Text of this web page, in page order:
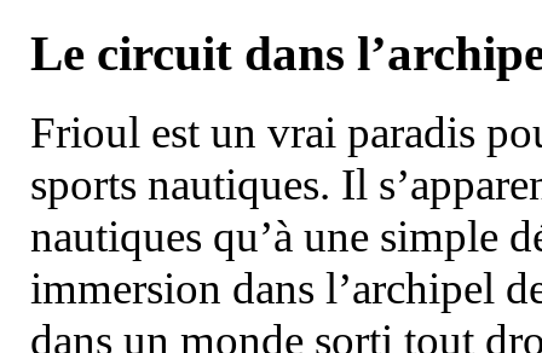
Le circuit dans
Frioul est un vrai paradis
sports nautiques. Il
nautiques qu’à une simple
immersion dans l’archipel
dans un monde sorti tout